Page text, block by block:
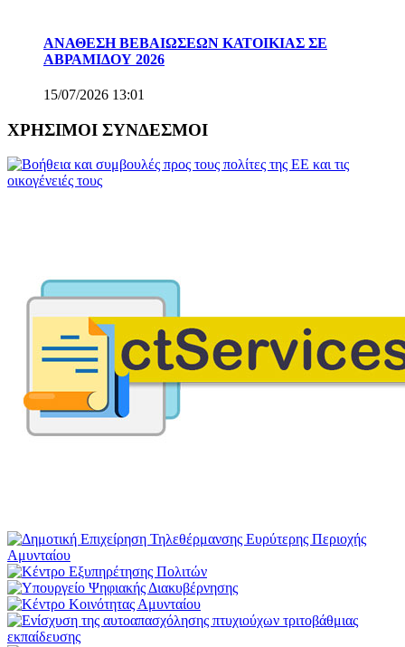
ΑΝΑΘΕΣΗ ΒΕΒΑΙΩΣΕΩΝ ΚΑΤΟΙΚΙΑΣ ΣΕ
ΑΒΡΑΜΙΔΟΥ 2026
15/07/2026 13:01
ΧΡΗΣΙΜΟΙ ΣΥΝΔΕΣΜΟΙ